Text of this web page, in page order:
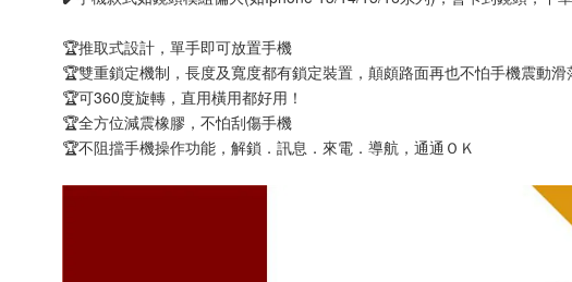
🏆推取式設計，單手即可放置手機
🏆雙重鎖定機制，長度及寬度都有鎖定裝置，顛頗路面再也不怕手機震動滑
🏆可360度旋轉，直用橫用都好用！
🏆全方位減震橡膠，不怕刮傷手機
🏆不阻擋手機操作功能，解鎖．訊息．來電．導航，通通ＯＫ